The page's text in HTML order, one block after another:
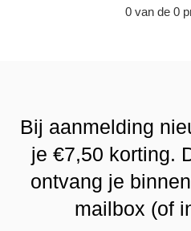
0 van de 0
Bij aanmelding
je €7,50 korting.
ontvang je
mailbox (of